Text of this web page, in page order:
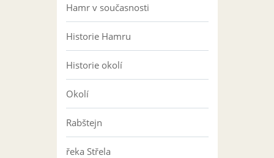
Hamr v současnosti
Historie Hamru
Historie okolí
Okolí
Rabštejn
řeka Střela